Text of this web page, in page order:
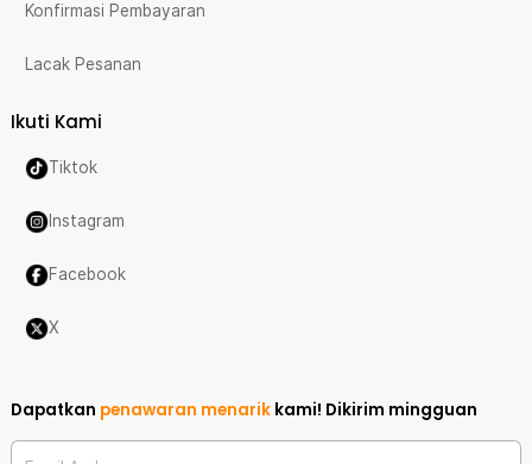
Konfirmasi Pembayaran
Lacak Pesanan
Ikuti Kami
Tiktok
Instagram
Facebook
X
Dapatkan penawaran menarik kami! Dikirim mingguan